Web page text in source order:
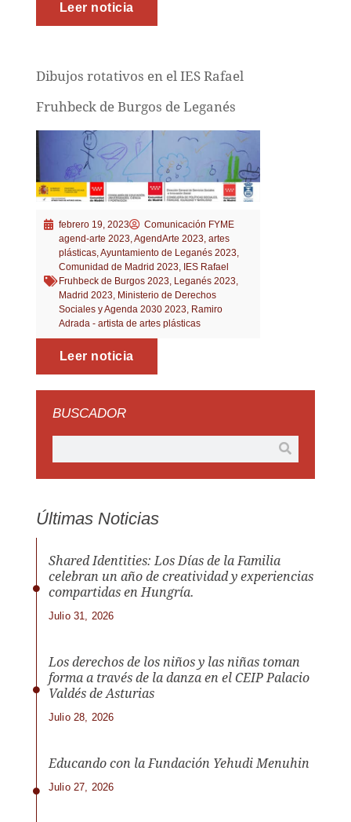
Leer noticia
Dibujos rotativos en el IES Rafael
Fruhbeck de Burgos de Leganés
febrero 19, 2023
Comunicación FYME
agend-arte 2023,AgendArte 2023, artes
plásticas,Ayuntamiento de Leganés 2023,
Comunidad de Madrid 2023, IES Rafael
Fruhbeck de Burgos 2023, Leganés 2023,
Madrid 2023, Ministerio de Derechos
Sociales y Agenda 2030 2023, Ramiro
Adrada - artista de artes plásticas
Leer noticia
BUSCADOR
Últimas Noticias
Shared Identities: Los Días de la Familia
celebran un año de creatividad y experiencias
compartidas en Hungría.
Julio 31, 2026
Los derechos de los niños y las niñas toman
forma a través de la danza en el CEIP Palacio
Valdés de Asturias
Julio 28, 2026
Educando con la Fundación Yehudi Menuhin
Julio 27, 2026